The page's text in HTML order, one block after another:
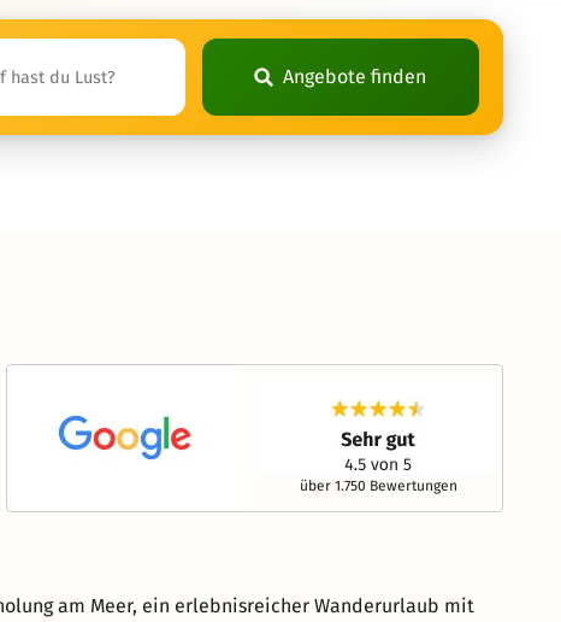
Angebote finden
über 1.750 Bewertungen
am Meer, ein erlebnisreicher Wanderurlaub mit